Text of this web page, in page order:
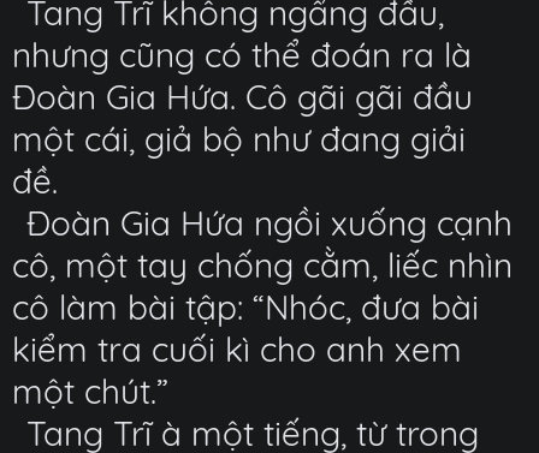
Tang Trĩ không ngẩng đầu,
nhưng cũng có thể đoán ra là
Đoàn Gia Hứa. Cô gãi gãi đầu
một cái, giả bộ như đang giải
đề.
Đoàn Gia Hứa ngồi xuống cạnh
cô, một tay chống cằm, liếc nhìn
cô làm bài tập: “Nhóc, đưa bài
kiểm tra cuối kì cho anh xem
một chút.”
Tang Trĩ à một tiếng, từ trong